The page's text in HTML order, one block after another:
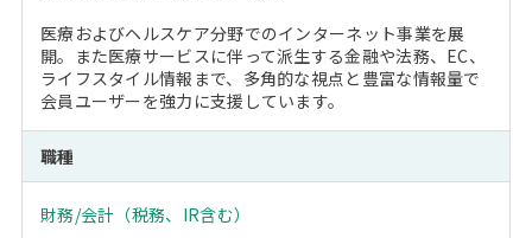
医療およびヘルスケア分野でのインターネット事業を展
開。また医療サービスに伴って派生する金融や法務、EC、
ライフスタイル情報まで、多角的な視点と豊富な情報量で
会員ユーザーを強力に支援しています。
職種
財務/会計（税務、IR含む）